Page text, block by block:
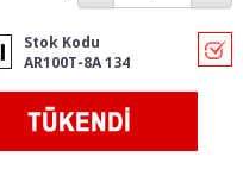
Stok Kodu
AR100T-8A 134